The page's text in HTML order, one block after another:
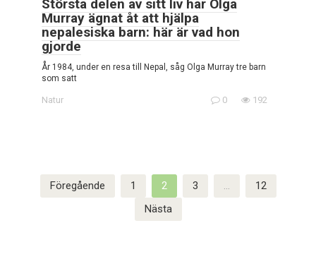
Största delen av sitt liv har Olga
Murray ägnat åt att hjälpa
nepalesiska barn: här är vad hon
gjorde
År 1984, under en resa till Nepal, såg Olga Murray tre barn
som satt
Natur 0 192
SidnumreringFöregående 1 2 3 …
12
Nästa